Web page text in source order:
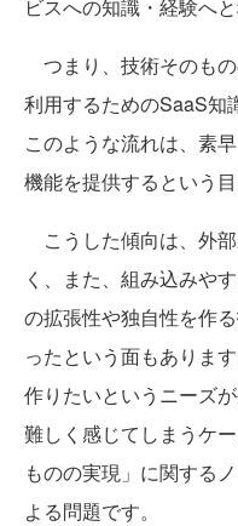
ビスへの知識・経験へ
つまり、技術そのも
利用するためのSaaS知
このような流れは、素
機能を提供するという
こうした傾向は、外
く、また、組み込みや
の拡張性や独自性を作
ったという面もありま
作りたいというニーズ
難しく感じてしまうケ
ものの実現」に関する
よる問題です。